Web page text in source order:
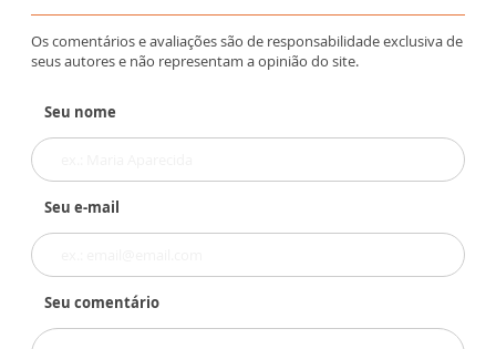
Os comentários e avaliações são de responsabilidade exclusiva de
seus autores e não representam a opinião do site.
Seu nome
Seu e-mail
Seu comentário